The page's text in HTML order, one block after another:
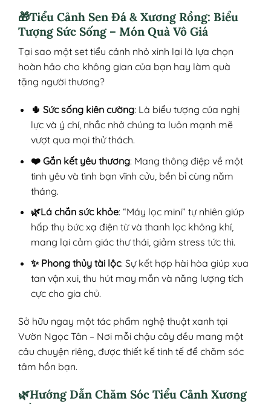
🎁Tiểu Cảnh Sen Đá & Xương Rồng: Biểu
Tượng Sức Sống – Món Quà Vô Giá
Tại sao một set tiểu cảnh nhỏ xinh lại là lựa chọn
hoàn hảo cho không gian của bạn hay làm quà
tặng người thương?
🌵 Sức sống kiên cường: Là biểu tượng của nghị
lực và ý chí, nhắc nhở chúng ta luôn mạnh mẽ
vượt qua mọi thử thách.
❤️ Gắn kết yêu thương: Mang thông điệp về một
tình yêu và tình bạn vĩnh cửu, bền bỉ cùng năm
tháng.
🌿Lá chắn sức khỏe: “Máy lọc mini” tự nhiên giúp
hấp thụ bức xạ điện từ và thanh lọc không khí,
mang lại cảm giác thư thái, giảm stress tức thì.
✨ Phong thủy tài lộc: Sự kết hợp hài hòa giúp xua
tan vận xui, thu hút may mắn và năng lượng tích
cực cho gia chủ.
Sở hữu ngay một tác phẩm nghệ thuật xanh tại
Vườn Ngọc Tân – Nơi mỗi chậu cây đều mang một
câu chuyện riêng, được thiết kế tinh tế để chăm sóc
tâm hồn bạn.
🌿Hướng Dẫn Chăm Sóc Tiểu Cảnh Xương